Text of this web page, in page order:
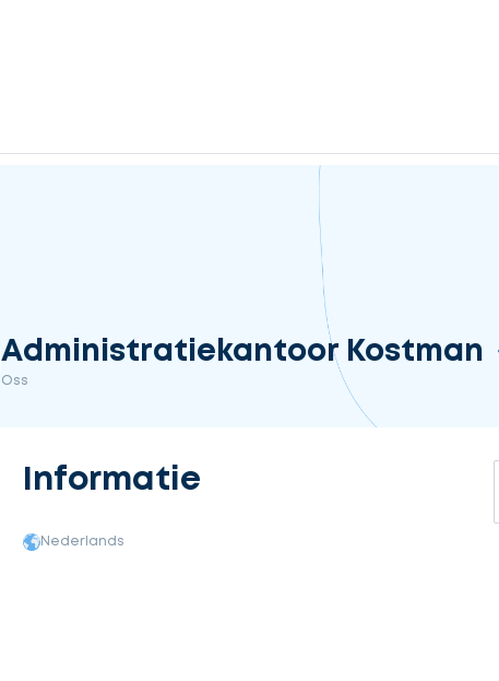
Administratiekantoor Kostman
Oss
Informatie
Nederlands